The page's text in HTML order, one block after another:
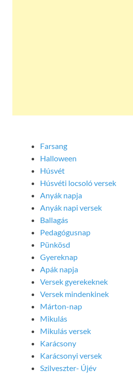
Farsang
Halloween
Húsvét
Húsvéti locsoló versek
Anyák napja
Anyák napi versek
Ballagás
Pedagógusnap
Pünkösd
Gyereknap
Apák napja
Versek gyerekeknek
Versek mindenkinek
Márton-nap
Mikulás
Mikulás versek
Karácsony
Karácsonyi versek
Szilveszter- Újév